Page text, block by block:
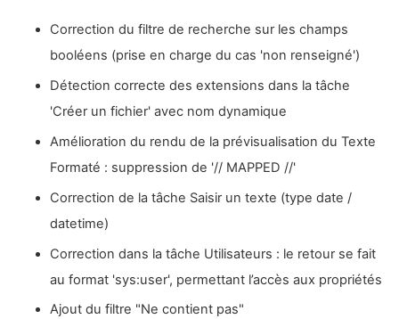
Correction du filtre de recherche sur les champs
booléens (prise en charge du cas 'non renseigné')
Détection correcte des extensions dans la tâche
'Créer un fichier' avec nom dynamique
Amélioration du rendu de la prévisualisation du Texte
Formaté : suppression de '// MAPPED //'
Correction de la tâche Saisir un texte (type date /
datetime)
Correction dans la tâche Utilisateurs : le retour se fait
au format 'sys:user', permettant l’accès aux propriétés
Ajout du filtre "Ne contient pas"